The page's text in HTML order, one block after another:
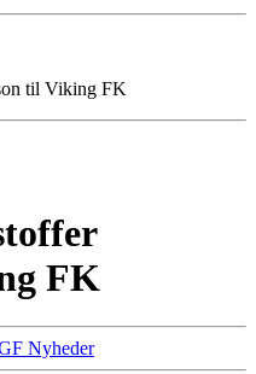
til Viking FK
FK
Nyheder